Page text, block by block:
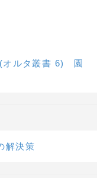
(オルタ叢書 6) 園
解決策